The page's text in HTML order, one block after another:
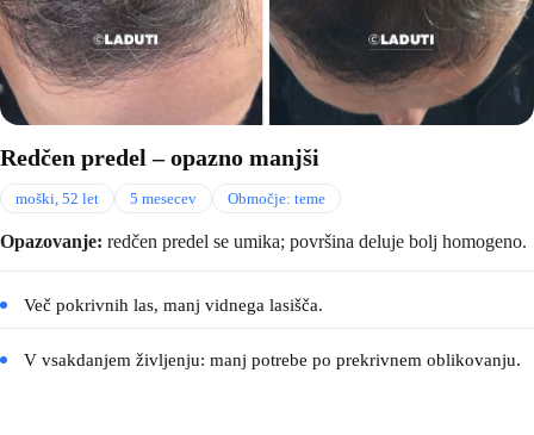
Redčen predel – opazno manjši
moški, 52 let 5 mesecev Območje: teme
Opazovanje: redčen predel se umika; površina deluje bolj homogeno.
Več pokrivnih las, manj vidnega lasišča.
V vsakdanjem življenju: manj potrebe po prekrivnem oblikovanju.